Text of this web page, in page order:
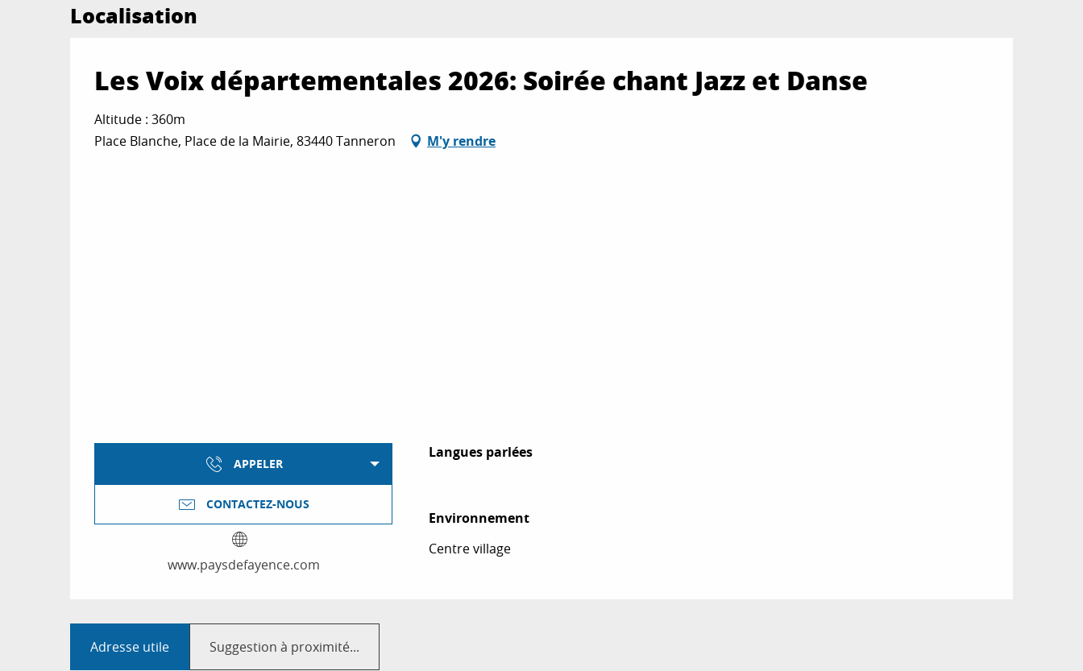
Localisation
Les Voix départementales 2026: Soirée chant Jazz et Danse
Altitude : 360m
Place Blanche, Place de la Mairie, 83440 Tanneron
M'y rendre
APPELER
CONTACTEZ-NOUS
www.paysdefayence.com
Langues parlées
Langues parlées
Environnement
Environnement
Centre village
Adresse utile Suggestion à proximité...